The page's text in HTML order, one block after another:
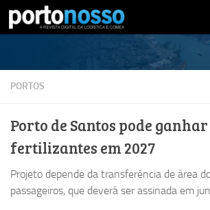
Skip to content
PORTOS
Porto de Santos pode
fertilizantes em 2027
Projeto depende da transferência de área
passageiros, que deverá ser assinada em